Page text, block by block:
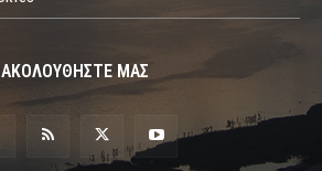
ΑΚΟΛΟΥΘΗΣΤΕ ΜΑΣ